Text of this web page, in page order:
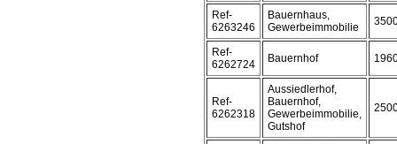
Ref-
6263246
Bauernhaus,
Gewerbeimmobilie
Ref-
6262724
Bauernhof
Ref-
6262318
Aussiedlerhof,
Bauernhof,
Gewerbeimmobilie,
Gutshof